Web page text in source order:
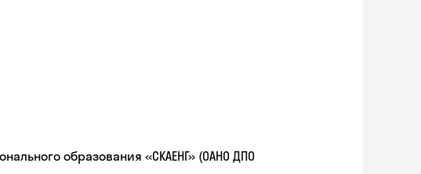
образования «СКАЕНГ» (ОАНО ДПО